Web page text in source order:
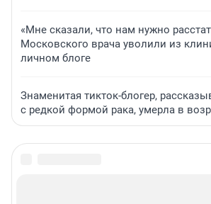
«Мне сказали, что нам нужно
Московского врача уволили из
личном блоге
Знаменитая тикток-блогер,
с редкой формой рака, умерла в